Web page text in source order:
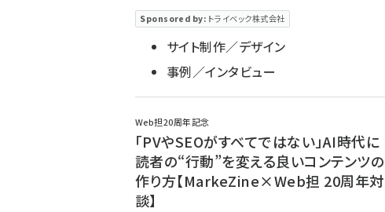
Sponsored by: トライベック株式会社
サイト制作／デザイン
事例／インタビュー
Web担20周年記念
「PVやSEOがすべてではない」AI時代に
読者の“行動”を変える良いコンテンツの
作り方【MarkeZine×Web担 20周年対
談】